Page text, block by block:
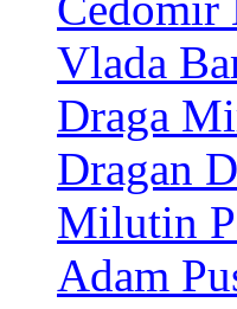
Vlada
Draga
Dragan
Milutin
Adam